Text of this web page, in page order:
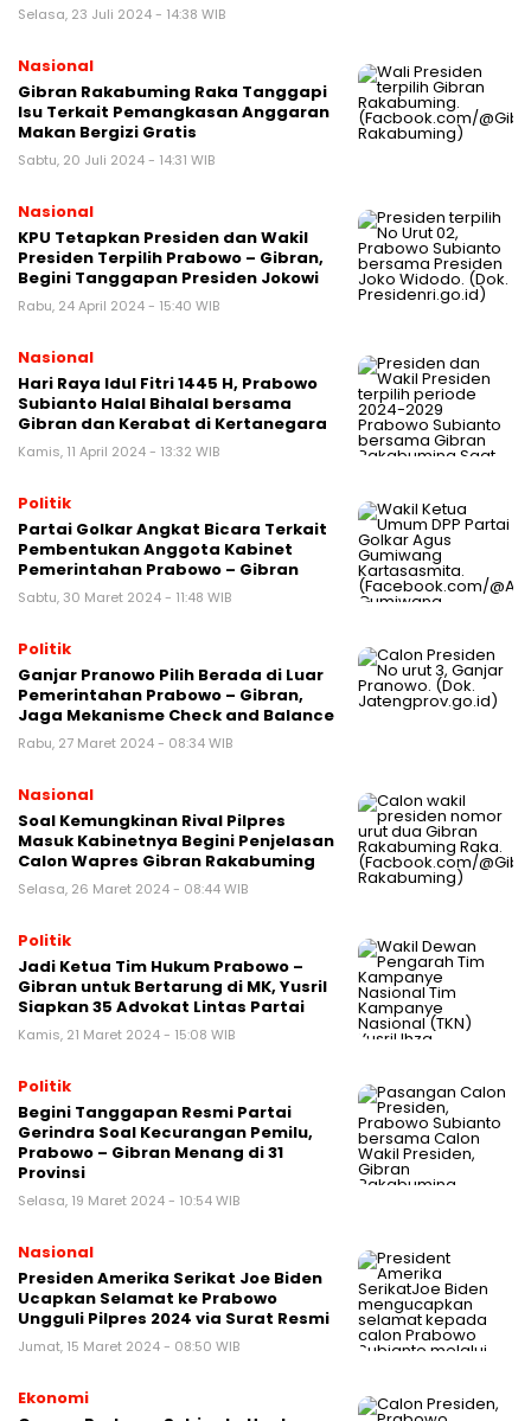
Selasa, 23 Juli 2024 - 14:38 WIB
Nasional
Gibran Rakabuming Raka Tanggapi
Isu Terkait Pemangkasan Anggaran
Makan Bergizi Gratis
Sabtu, 20 Juli 2024 - 14:31 WIB
Nasional
KPU Tetapkan Presiden dan Wakil
Presiden Terpilih Prabowo – Gibran,
Begini Tanggapan Presiden Jokowi
Rabu, 24 April 2024 - 15:40 WIB
Nasional
Hari Raya Idul Fitri 1445 H, Prabowo
Subianto Halal Bihalal bersama
Gibran dan Kerabat di Kertanegara
Kamis, 11 April 2024 - 13:32 WIB
Politik
Partai Golkar Angkat Bicara Terkait
Pembentukan Anggota Kabinet
Pemerintahan Prabowo – Gibran
Sabtu, 30 Maret 2024 - 11:48 WIB
Politik
Ganjar Pranowo Pilih Berada di Luar
Pemerintahan Prabowo – Gibran,
Jaga Mekanisme Check and Balance
Rabu, 27 Maret 2024 - 08:34 WIB
Nasional
Soal Kemungkinan Rival Pilpres
Masuk Kabinetnya Begini Penjelasan
Calon Wapres Gibran Rakabuming
Selasa, 26 Maret 2024 - 08:44 WIB
Politik
Jadi Ketua Tim Hukum Prabowo –
Gibran untuk Bertarung di MK, Yusril
Siapkan 35 Advokat Lintas Partai
Kamis, 21 Maret 2024 - 15:08 WIB
Politik
Begini Tanggapan Resmi Partai
Gerindra Soal Kecurangan Pemilu,
Prabowo – Gibran Menang di 31
Provinsi
Selasa, 19 Maret 2024 - 10:54 WIB
Nasional
Presiden Amerika Serikat Joe Biden
Ucapkan Selamat ke Prabowo
Ungguli Pilpres 2024 via Surat Resmi
Jumat, 15 Maret 2024 - 08:50 WIB
Ekonomi